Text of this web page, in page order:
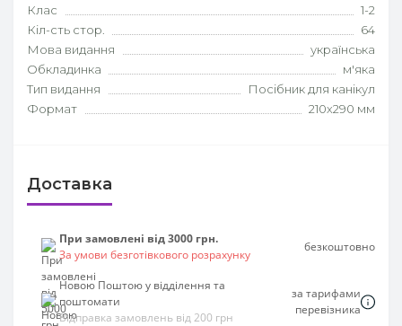
Клас
1-2
Кіл-сть стор.
64
Мова видання
українська
Обкладинка
м'яка
Тип видання
Посібник для канікул
Формат
210х290 мм
Доставка
При замовлені від 3000 грн.
За умови безготівкового розрахунку
безкоштовно
Новою Поштою у відділення та
поштомати
Відправка замовлень від 200 грн
за тарифами
перевізника